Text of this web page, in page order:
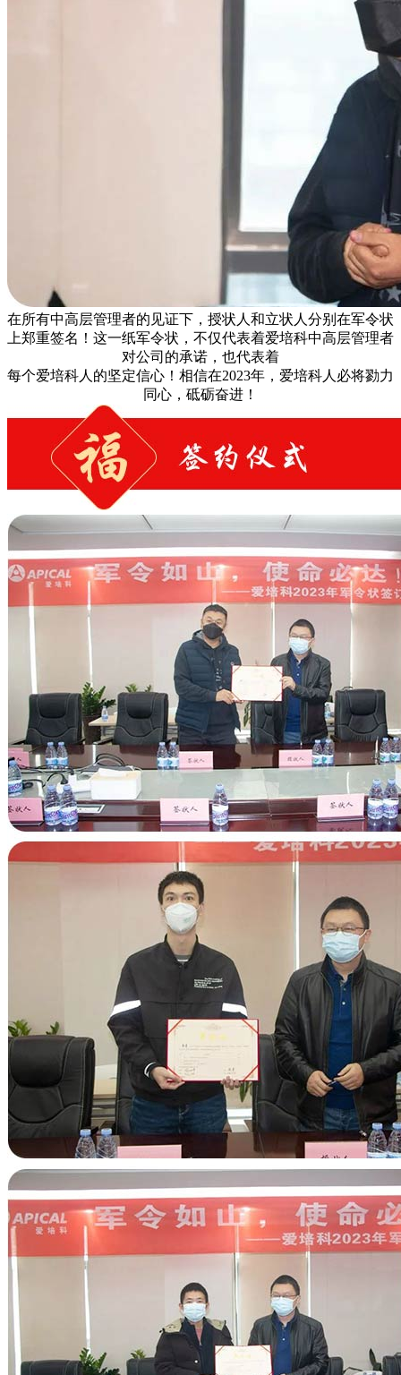
在所有中高层管理者的见证下，授状人和立状人分别在军令状
上郑重签名！这一纸军令状，不仅代表着爱培科中高层管理者
对公司的承诺，也代表着
每个爱培科人的坚定信心！相信在2023年，爱培科人必将勠力
同心，砥砺奋进！